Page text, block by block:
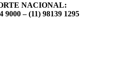
NACIONAL:
9000 – (11) 98139 1295